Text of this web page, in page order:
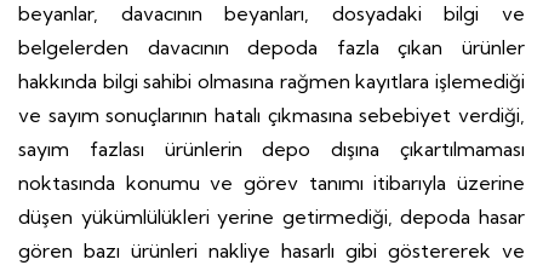
beyanlar, davacının beyanları, dosyadaki bilgi ve
belgelerden davacının depoda fazla çıkan ürünler
hakkında bilgi sahibi olmasına rağmen kayıtlara işlemediği
ve sayım sonuçlarının hatalı çıkmasına sebebiyet verdiği,
sayım fazlası ürünlerin depo dışına çıkartılmaması
noktasında konumu ve görev tanımı itibarıyla üzerine
düşen yükümlülükleri yerine getirmediği, depoda hasar
gören bazı ürünleri nakliye hasarlı gibi göstererek ve